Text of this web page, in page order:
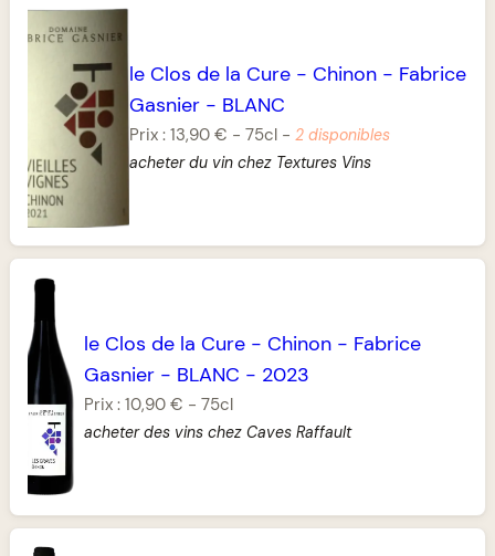
le Clos de la Cure- Chinon- Fabrice
Gasnier- BLANC
Prix : 13,90 € - 75cl- 2 disponibles
acheter du vin chez Textures Vins
le Clos de la Cure- Chinon- Fabrice
Gasnier- BLANC - 2023
Prix : 10,90 € - 75cl
acheter des vins chez Caves Raffault